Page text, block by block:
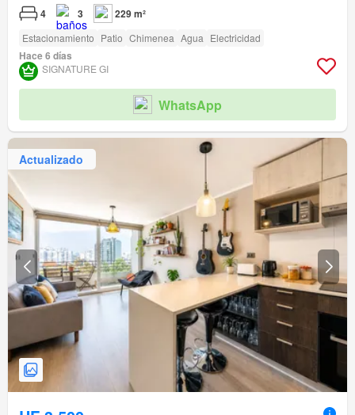
4 3 229 m²
Estacionamiento Patio Chimenea Agua Electricidad
Hace 6 días
SIGNATURE GI
WhatsApp
Actualizado